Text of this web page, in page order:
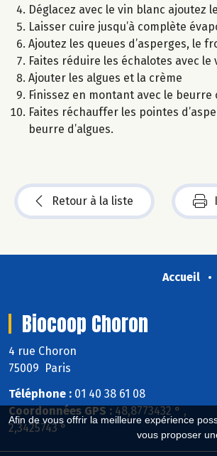
Afin de vous offrir la meilleure expérience
vous proposer
Déglacez avec le vin blanc ajoutez
Laisser cuire jusqu’à complète
Ajoutez les queues d’asperges, le
Faites réduire les échalotes avec
Ajouter les algues et la crème
Finissez en montant avec le beurre
Faites réchauffer les pointes
beurre d’algues.
Retour à la liste
Accueil
Biocoop Choron
4 rue Choron
75009 Paris
Téléphone : 01 40 38 61 08
Coordonnées GPS : 48,8773432 ° ,
2,3425743 °